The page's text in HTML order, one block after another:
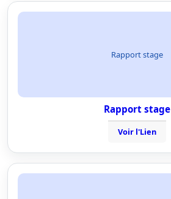
Rapport stage
Rapport stage
Voir l'Lien